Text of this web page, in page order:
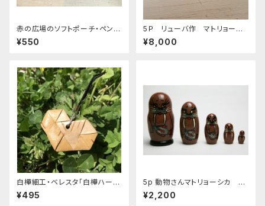
赤の広場のソフトポーチ・ペンケ
ース｛I love Russia｝ 11,5 x
24см
¥550
5Ｐ リューバ作 マトリョーシ
カ 「フルーツバスケット 赤」
¥8,000
白樺細工・ベレスタ「白樺ハート
型ストラップ」 BE055
¥495
5p 動物さんマトリョーシカ ミ
ニサイズ 「せいうち」 10ｃ
ｍ MT202
¥2,200